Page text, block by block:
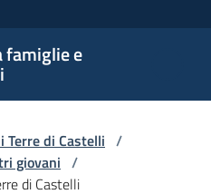
famiglie e
Terre di Castelli /
giovani /
di Castelli